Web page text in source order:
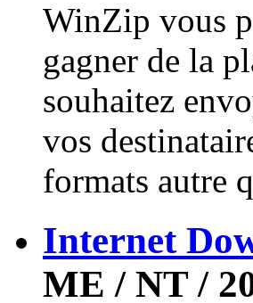
WinZip vous
gagner de la
souhaitez
vos
formats autre
Internet
ME / NT /